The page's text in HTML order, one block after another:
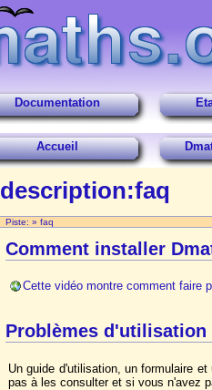
Documentation
Accueil
description:faq
Piste: » faq
Comment installer
Cette vidéo montre comment faire
Problèmes d'utilisation
Un guide d'utilisation, un formulaire
pas à les consulter et si vous n'avez